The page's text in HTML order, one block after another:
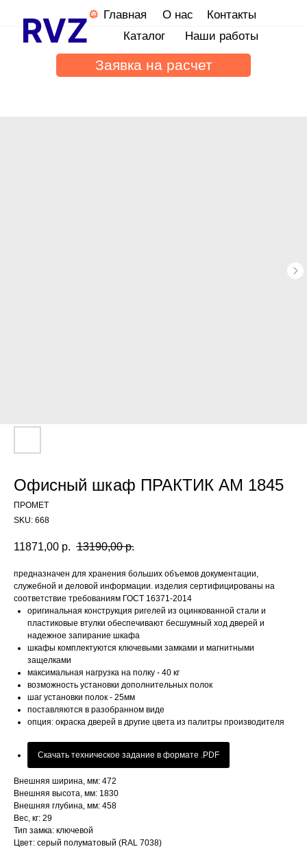
Главная
О нас
Наши работы
Каталог
Контакты
Заявка на расчет
Офисный шкаф ПРАКТИК AM 1845
ПРОМЕТ
SKU: 668
11871,00 р. 13190,00 р.
предназначен для хранения больших объемов документации,
служебной и деловой информации. изделия сертифицированы на
соответствие требованиям ГОСТ 16371-2014
оригинальная конструкция ригелей из оцинкованной стали и
пластиковые втулки обеспечивают бесшумный ход дверей и
надежное запирание шкафа
шкафы комплектуются ключевыми замками и магнитными
защелками
максимальная нагрузка на полку - 40 кг
возможность установки дополнительных полок
шаг установки полок - 25мм
поставляются в разобранном виде
опция: окраска дверей в другие цвета из палитры производителя
Скачать техническое задание в формате .PDF
Внешняя ширина, мм: 472
Внешняя высота, мм: 1830
Внешняя глубина, мм: 458
Вес, кг: 29
Тип замка: ключевой
Цвет: серый полуматовый (RAL 7038)